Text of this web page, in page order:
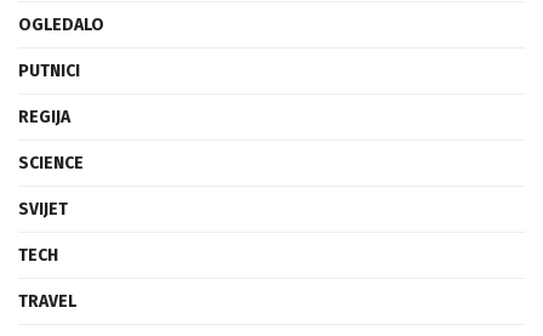
OGLEDALO
PUTNICI
REGIJA
SCIENCE
SVIJET
TECH
TRAVEL